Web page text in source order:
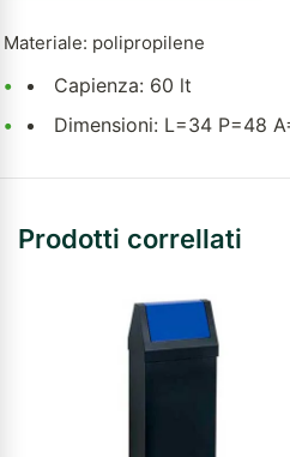
Materiale: polipropilene
•
Capienza: 60 lt
•
Dimensioni: L=34 P=48
Prodotti correllati